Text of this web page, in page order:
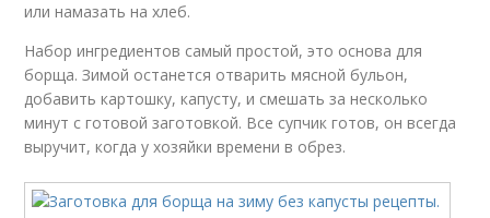
или намазать на хлеб.
Набор ингредиентов самый простой, это основа для
борща. Зимой останется отварить мясной бульон,
добавить картошку, капусту, и смешать за несколько
минут с готовой заготовкой. Все супчик готов, он всегда
выручит, когда у хозяйки времени в обрез.